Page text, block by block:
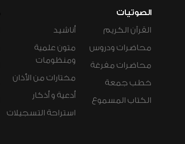
الصوتيات
القرآن الكريم
محاضرات ودروس
محاضرات مفرغة
خطب جمعة
الكتاب المسموع
أناشيد
متون علمية
ومنظومات
مختارات من الأذان
أدعية و أذكار
استراحة التسجيلات